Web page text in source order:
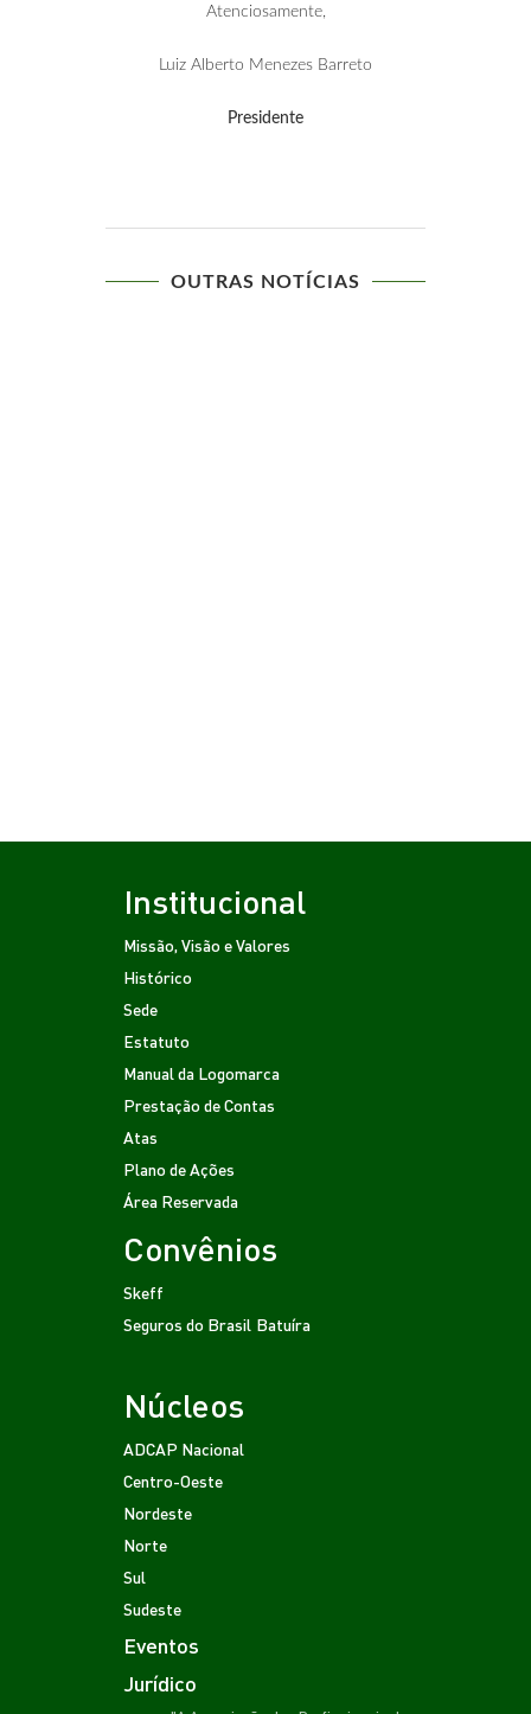
Atenciosamente,
Luiz Alberto Menezes Barreto
Presidente
OUTRAS NOTÍCIAS
Institucional
Missão, Visão e Valores
Histórico
Sede
Estatuto
Manual da Logomarca
Prestação de Contas
Atas
Plano de Ações
Área Reservada
Convênios
Skeff
Seguros do Brasil Batuíra
Núcleos
ADCAP Nacional
Centro-Oeste
Nordeste
Norte
Sul
Sudeste
Eventos
Jurídico